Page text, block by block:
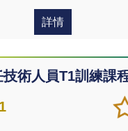
詳情
技術人員T1訓練課
加
入/
儲
課